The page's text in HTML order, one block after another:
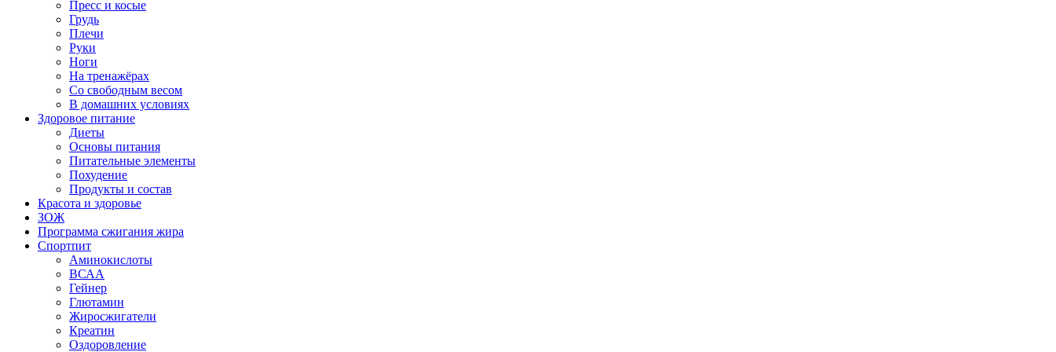
Пресс и косые
Грудь
Плечи
Руки
Ноги
На тренажёрах
Со свободным весом
В домашних условиях
Здоровое питание
Диеты
Основы питания
Питательные элементы
Похудение
Продукты и состав
Красота и здоровье
ЗОЖ
Программа сжигания жира
Спортпит
Аминокислоты
ВСАА
Гейнер
Глютамин
Жиросжигатели
Креатин
Оздоровление